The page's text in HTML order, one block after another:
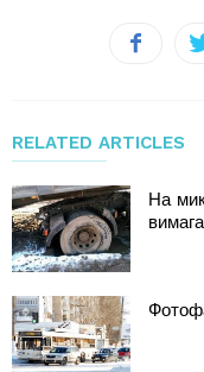
RELATED ARTICLES
На